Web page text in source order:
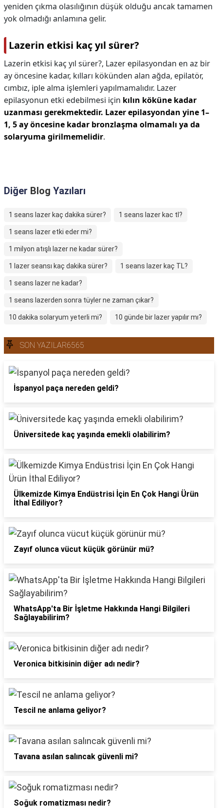
yeniden çıkma olasılığının düşük olduğu ancak tamamen
yok olmadığı anlamına gelir.
Lazerin etkisi kaç yıl sürer?
Lazerin etkisi kaç yıl sürer?, Lazer epilasyondan en az bir
ay öncesine kadar, kılları kökünden alan ağda, epilatör,
cımbız, iple alma işlemleri yapılmamalıdır. Lazer
epilasyonun etki edebilmesi için kılın köküne kadar
uzanması gerekmektedir. Lazer epilasyondan yine 1–
1, 5 ay öncesine kadar bronzlaşma olmamalı ya da
solaryuma girilmemelidir.
Diğer Blog Yazıları
1 seans lazer kaç dakika sürer? 1 seans lazer kac tl?
1 seans lazer etki eder mi?
1 milyon atışlı lazer ne kadar sürer?
1 lazer seansı kaç dakika sürer? 1 seans lazer kaç TL?
1 seans lazer ne kadar?
1 seans lazerden sonra tüyler ne zaman çıkar?
10 dakika solaryum yeterli mi? 10 günde bir lazer yapılır mı?
SON YAZILAR6565
İspanyol paça nereden geldi?
Üniversitede kaç yaşında emekli olabilirim?
Ülkemizde Kimya Endüstrisi İçin En Çok Hangi Ürün
İthal Ediliyor?
Zayıf olunca vücut küçük görünür mü?
WhatsApp'ta Bir İşletme Hakkında Hangi Bilgileri
Sağlayabilirim?
Veronica bitkisinin diğer adı nedir?
Tescil ne anlama geliyor?
Tavana asılan salıncak güvenli mi?
Soğuk romatizması nedir?